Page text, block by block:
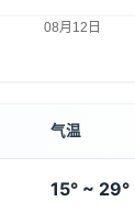
气温
15° ~ 29°